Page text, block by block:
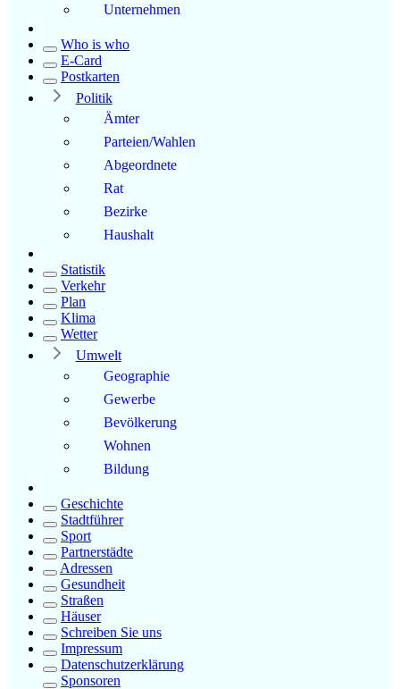
Unternehmen
Who is who
E-Card
Postkarten
Politik
Ämter
Parteien/Wahlen
Abgeordnete
Rat
Bezirke
Haushalt
Statistik
Verkehr
Plan
Klima
Wetter
Umwelt
Geographie
Gewerbe
Bevölkerung
Wohnen
Bildung
Geschichte
Stadtführer
Sport
Partnerstädte
Adressen
Gesundheit
Straßen
Häuser
Schreiben Sie uns
Impressum
Datenschutzerklärung
Sponsoren